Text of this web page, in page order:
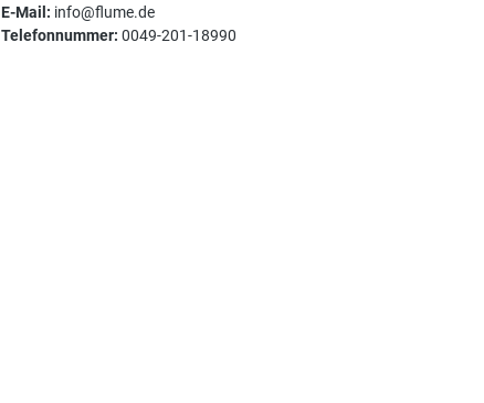
E-Mail: info@flume.de
Telefonnummer: 0049-201-18990